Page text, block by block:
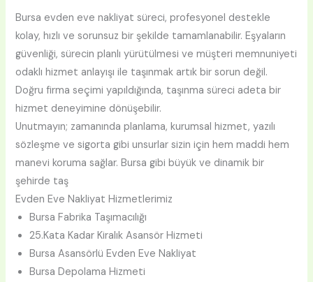
Bursa evden eve nakliyat süreci, profesyonel destekle
kolay, hızlı ve sorunsuz bir şekilde tamamlanabilir. Eşyaların
güvenliği, sürecin planlı yürütülmesi ve müşteri memnuniyeti
odaklı hizmet anlayışı ile taşınmak artık bir sorun değil.
Doğru firma seçimi yapıldığında, taşınma süreci adeta bir
hizmet deneyimine dönüşebilir.
Unutmayın; zamanında planlama, kurumsal hizmet, yazılı
sözleşme ve sigorta gibi unsurlar sizin için hem maddi hem
manevi koruma sağlar. Bursa gibi büyük ve dinamik bir
şehirde taş
Evden Eve Nakliyat Hizmetlerimiz
Bursa Fabrika Taşımacılığı
25.Kata Kadar Kiralık Asansör Hizmeti
Bursa Asansörlü Evden Eve Nakliyat
Bursa Depolama Hizmeti